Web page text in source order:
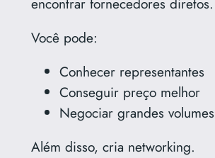
Você pode:
Conhecer representantes
Conseguir preço melhor
Negociar grandes volumes
Além disso, cria networking.